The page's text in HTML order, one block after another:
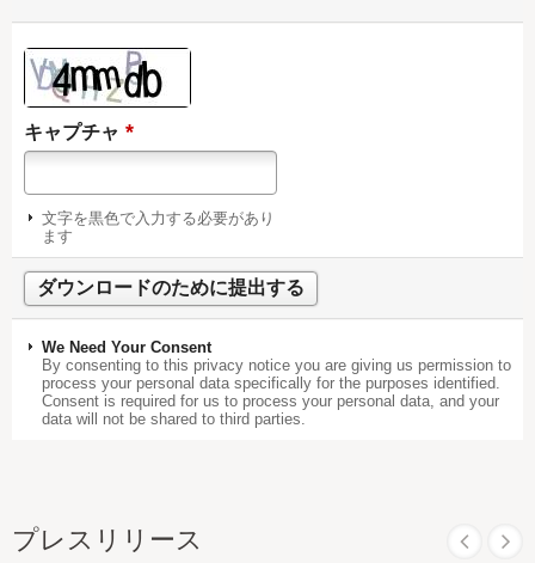
キャプチャ *
文字を黒色で入力する必要があり
ます
We Need Your Consent
By consenting to this privacy notice you are giving us permission to
process your personal data specifically for the purposes identified.
Consent is required for us to process your personal data, and your
data will not be shared to third parties.
プレスリリース